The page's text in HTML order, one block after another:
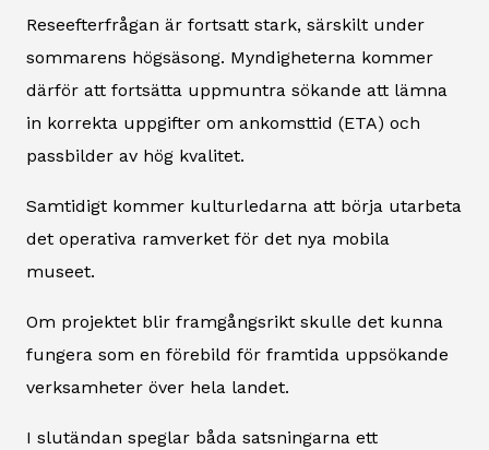
Reseefterfrågan är fortsatt stark, särskilt under
sommarens högsäsong. Myndigheterna kommer
därför att fortsätta uppmuntra sökande att lämna
in korrekta uppgifter om ankomsttid (ETA) och
passbilder av hög kvalitet.
Samtidigt kommer kulturledarna att börja utarbeta
det operativa ramverket för det nya mobila
museet.
Om projektet blir framgångsrikt skulle det kunna
fungera som en förebild för framtida uppsökande
verksamheter över hela landet.
I slutändan speglar båda satsningarna ett